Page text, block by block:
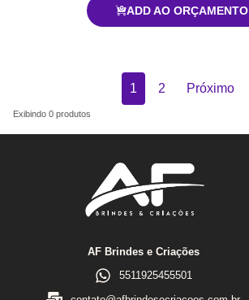
Exibindo 0 produtos
ADD AO ORÇAMENTO
1 2 Próximo
AF Brindes e Criações
5511925455501